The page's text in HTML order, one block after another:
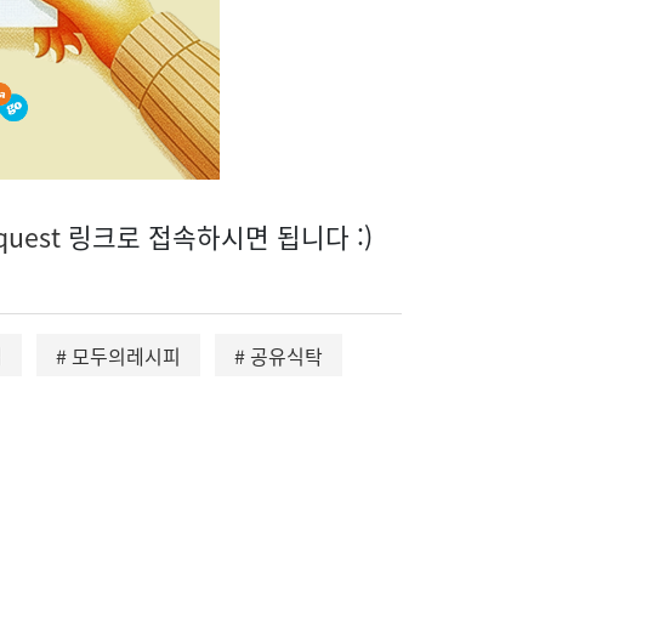
링크로 접속하시면 됩니다 :)
# 모두의레시피
# 공유식탁